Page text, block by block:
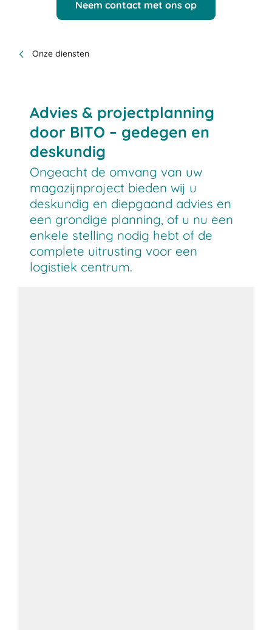
Neem contact met ons op
Onze diensten
Advies & projectplanning
door BITO – gedegen en
deskundig
Ongeacht de omvang van uw
magazijnproject bieden wij u
deskundig en diepgaand advies en
een grondige planning, of u nu een
enkele stelling nodig hebt of de
complete uitrusting voor een
logistiek centrum.